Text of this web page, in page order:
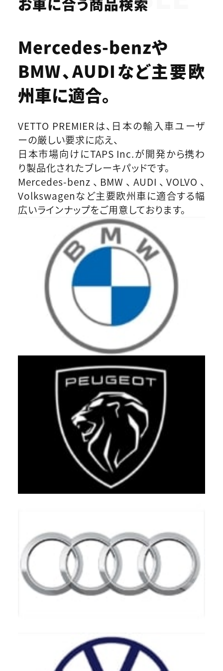
Mercedes-benzや
BMW、AUDIなど主要欧
州車に適合。
VETTO PREMIERは、日本の輸入車ユーザ
ーの厳しい要求に応え、
日本市場向けにTAPS Inc.が開発から携わ
り製品化されたブレーキパッドです。
Mercedes-benz、BMW、AUDI、VOLVO、
Volkswagenなど主要欧州車に適合する幅
広いラインナップをご用意しております。